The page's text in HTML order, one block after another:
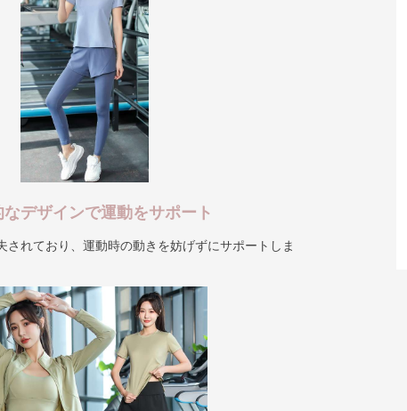
デザインで運動をサポート
されており、運動時の動きを妨げずにサポートしま